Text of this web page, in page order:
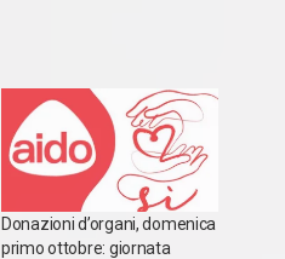
Donazioni d’organi, domenica
primo ottobre: giornata